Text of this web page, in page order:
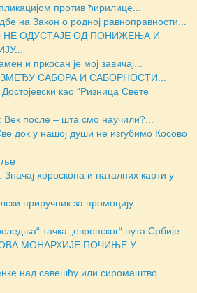
против ћирилице...
на Закон о родној равноправности...
НЕ ОДУСТАЈЕ ОД ПОНИЖЕЊА И
и пркосан је мој завичај...
САБОРА И САБОРНОСТИ...
као “Ризница Свете
после – шта смо научили?...
док у нашој души не изгубимо Косово
хороскопа и наталних карти у
приручник за промоцију
тачка „европског“ пута Србије...
МОНАРХИЈЕ ПОЧИЊЕ У
над савешћу или сиромаштво